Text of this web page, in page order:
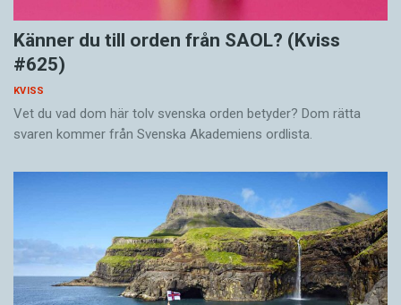
Känner du till orden från SAOL? (Kviss
#625)
KVISS
Vet du vad dom här tolv svenska orden betyder? Dom rätta
svaren kommer från Svenska Akademiens ordlista.